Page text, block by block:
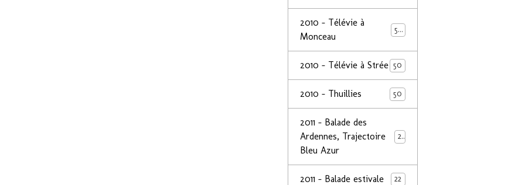
2010 - Télévie à
Monceau
50
2010 - Télévie à Strée 50
2010 - Thuillies 50
2011 - Balade des
Ardennes, Trajectoire
Bleu Azur
24
2011 - Balade estivale 22